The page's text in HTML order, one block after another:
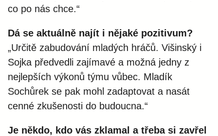
co po nás chce.“
Dá se aktuálně najít i nějaké pozitivum?
„Určitě zabudování mladých hráčů. Višinský i
Sojka předvedli zajímavé a možná jedny z
nejlepších výkonů týmu vůbec. Mladík
Sochůrek se pak mohl zadaptovat a nasát
cenné zkušenosti do budoucna.“
Je někdo, kdo vás zklamal a třeba si zavřel